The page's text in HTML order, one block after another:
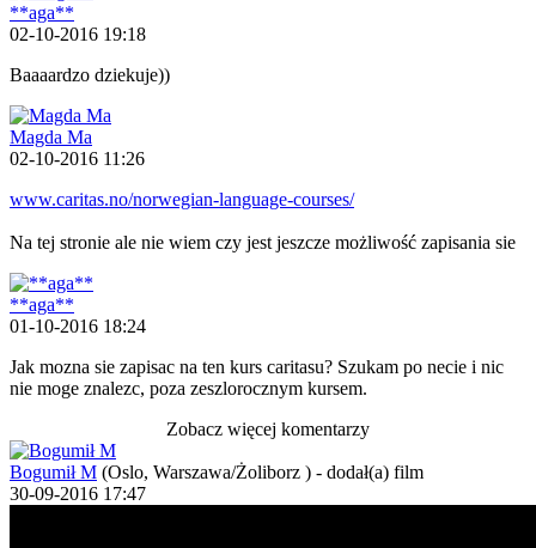
**aga**
02-10-2016 19:18
Baaaardzo dziekuje))
Magda Ma
02-10-2016 11:26
www.caritas.no/norwegian-language-courses/
Na tej stronie ale nie wiem czy jest jeszcze możliwość zapisania sie
**aga**
01-10-2016 18:24
Jak mozna sie zapisac na ten kurs caritasu? Szukam po necie i nic
nie moge znalezc, poza zeszlorocznym kursem.
Zobacz więcej komentarzy
Bogumił M (Oslo, Warszawa/Żoliborz ) - dodał(a) film
30-09-2016 17:47